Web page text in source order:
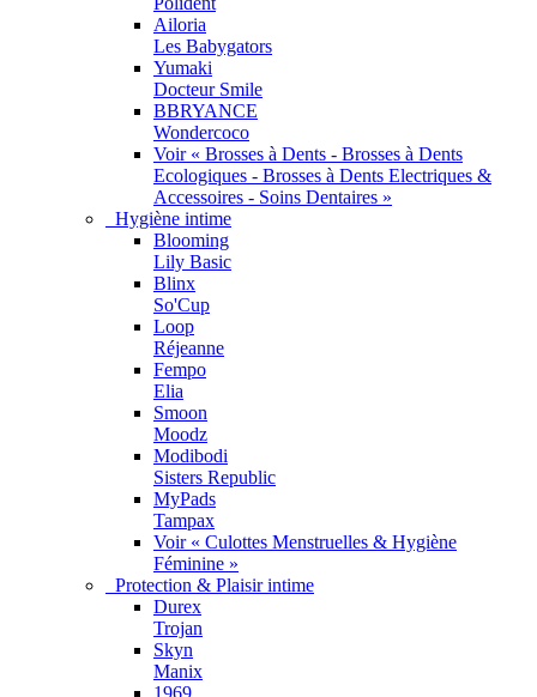
Ailoria
Les Babygators
Yumaki
Docteur Smile
BBRYANCE
Wondercoco
Voir « Brosses à Dents - Brosses à Dents
Ecologiques - Brosses à Dents Electriques &
Accessoires - Soins Dentaires »
Hygiène intime
Blooming
Lily Basic
Blinx
So'Cup
Loop
Réjeanne
Fempo
Elia
Smoon
Moodz
Modibodi
Sisters Republic
MyPads
Tampax
Voir « Culottes Menstruelles & Hygiène
Féminine »
Protection & Plaisir intime
Durex
Trojan
Skyn
Manix
1969